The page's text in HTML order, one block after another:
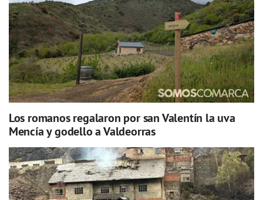
Los romanos regalaron por san Valentín la uva
Mencía y godello a Valdeorras